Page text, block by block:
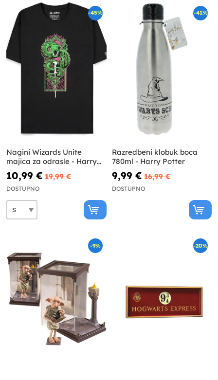
-45%
Nagini Wizards Unite
majica za odrasle - Harry
Potter
10,99 € 19,99 €
DOSTUPNO
-41%
Razredbeni klobuk boca
780ml - Harry Potter
9,99 € 16,99 €
DOSTUPNO
-9% -20%